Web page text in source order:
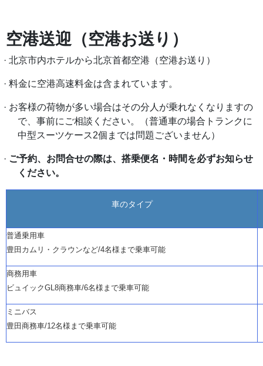
空港送迎（空港お送り）
· 北京市内ホテルから北京首都空港（空港お送り）
· 料金に空港高速料金は含まれています。
· お客様の荷物が多い場合はその分人が乗れなくなりますの
で、事前にご相談ください。（普通車の場合トランクに
中型スーツケース2個までは問題ございません）
· ご予約、お問合せの際は、搭乗便名・時間を必ずお知らせ
ください。
車のタイプ
普通乗用車
豊田カムリ・クラウンなど/4名様まで乗車可能
商務用車
ビュイックGL8商務車/6名様まで乗車可能
ミニバス
豊田商務車/12名様まで乗車可能